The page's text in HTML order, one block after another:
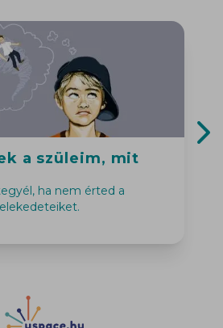
a szüleim, mit
ha nem érted a